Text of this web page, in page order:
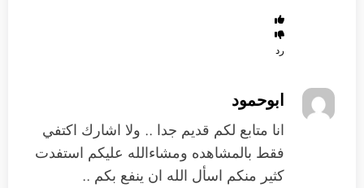
رد
ابوحمود
انا متابع لكم قديم جدا .. ولا اشارك اكتفي
فقط بالمشاهده ومشاءالله عليكم استفدت
كثير منكم اسأل الله ان ينفع بكم ..